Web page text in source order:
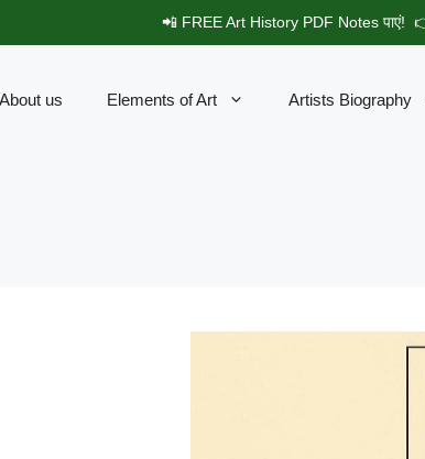
📲 FREE Art History PDF Notes पाएं!
About us Elements of Art Artists Biography